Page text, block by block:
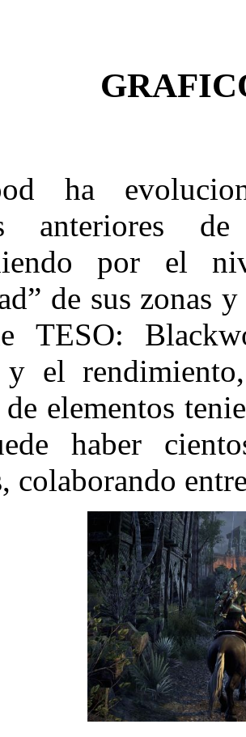
ha
anteriores
por el
de sus zonas
TESO:
y el
elementos
haber
colaborando